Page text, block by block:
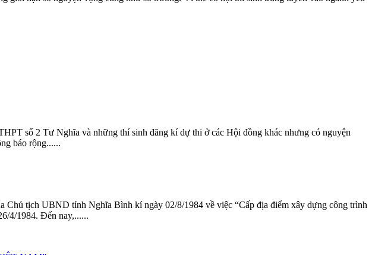
số 2 Tư Nghĩa và những thí sinh đăng kí dự thi ở các Hội đồng khác nhưng có nguyện
báo rộng......
tịch UBND tỉnh Nghĩa Bình kí ngày 02/8/1984 về việc “Cấp địa điểm xây dựng công trình
4/1984. Đến nay,......